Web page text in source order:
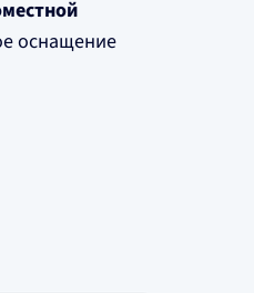
оснащение